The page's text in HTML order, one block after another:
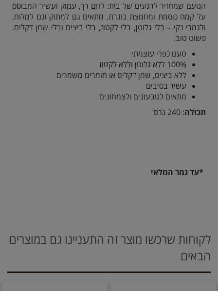
הטעם שמחזיר לרגעים של בית: לחם רך, עמוק ועשיר המבוסס
על קמח כוסמת ומחמצת בוגרת. מתאים גם למתוק וגם למלוח,
ולגמרי נקי – בלי גלוטן, בלי לקטוז, בלי ביצים ובלי שמן דקלים.
פשוט טוב.
טעם כפרי עוצמתי
100% ללא גלוטן וללא לקטוז
ללא ביצים, שמן דקלים או חומרים משמרים
עשיר בסיבים
מתאים לטבעונים ולצמחונים
תכולה: 240 גרם
*עד גמר המלאי
לקוחות שרכשו מוצר זה התעניינו גם במוצרים
הבאים